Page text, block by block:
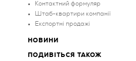
Контактний формуляр
Штаб-квартири компанії
Експортні продажі
НОВИНИ
ПОДИВІТЬСЯ ТАКОЖ